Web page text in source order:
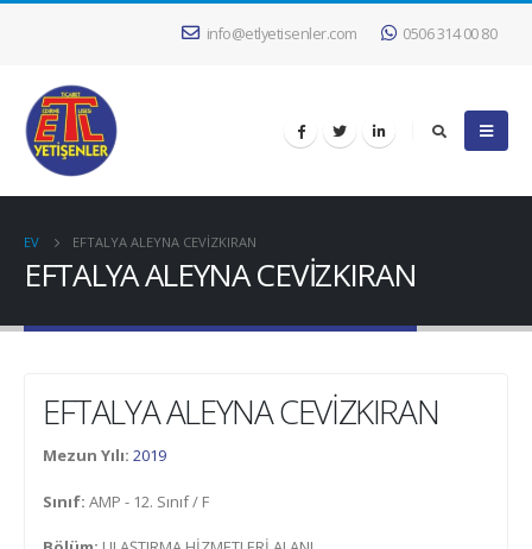
info@etlyetisenler.com 0506 314 00 80
EV EFTALYA ALEYNA CEVİZKIRAN
EFTALYA ALEYNA CEVİZKIRAN
EFTALYA ALEYNA CEVİZKIRAN
Mezun Yılı: 2019
Sınıf: AMP - 12. Sınıf / F